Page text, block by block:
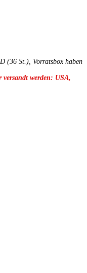
(36 St.), Vorratsbox haben
werden: USA,